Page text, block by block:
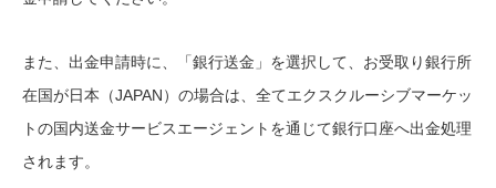
また、出金申請時に、「銀行送金」を選択して、お受取り銀行所
在国が日本（JAPAN）の場合は、全てエクスクルーシブマーケッ
トの国内送金サービスエージェントを通じて銀行口座へ出金処理
されます。